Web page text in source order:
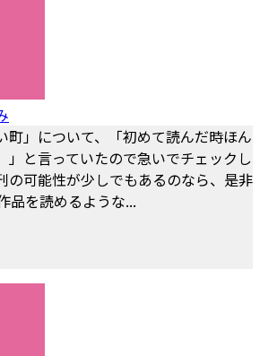
町」について、「初めて読んだ時ほん
」と言っていたので急いでチェックし
の可能性が少しでもあるのなら、是非
品を読めるような...